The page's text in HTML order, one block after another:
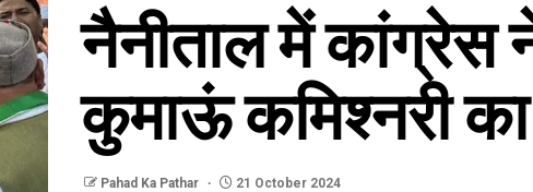
नैनीताल में कांग्रेस
कुमाऊं कमिश्नरी
Pahad Ka Pathar 21 October 2024